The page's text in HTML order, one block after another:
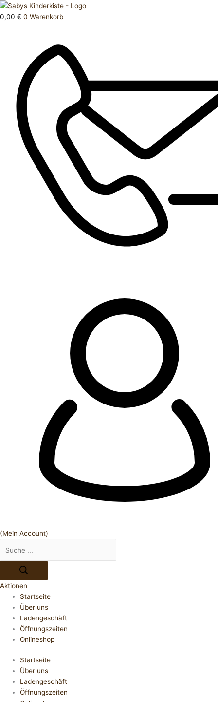
Zum
Inhalt
0,00 € 0 Warenkorb
(Mein Account)
Products
search
Aktionen
Startseite
Über uns
Ladengeschäft
Öffnungszeiten
Onlineshop
Startseite
Über uns
Ladengeschäft
Öffnungszeiten
Schlafanzug
80